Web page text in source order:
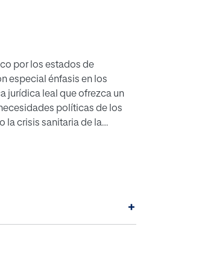
por los estados de
especial énfasis en los
jurídica leal que ofrezca un
políticas de los
la crisis sanitaria de la
derechos colectivos
centrado en el florilegio
del derecho
+